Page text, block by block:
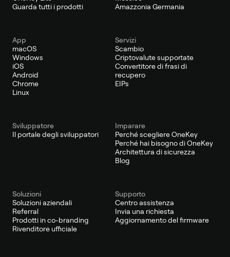
Guarda tutti i prodotti
Amazzonia Germania
App
macOS
Windows
iOS
Android
Chrome
Linux
Servizi
Scambio
Criptovalute supportate
Convertitore di frasi di
recupero
EIPs
Sviluppatore
Il portale degli sviluppatori
Imparare
Perché scegliere OneKey
Perché hai bisogno di OneKey
Architettura di sicurezza
Blog
Soluzioni
Soluzioni aziendali
Referral
Prodotti in co-branding
Rivenditore ufficiale
Supporto
Centro assistenza
Invia una richiesta
Aggiornamento del firmware